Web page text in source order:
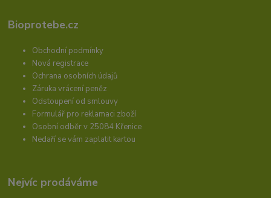
Bioprotebe.cz
Obchodní podmínky
Nová registrace
Ochrana osobních údajů
Záruka vrácení peněz
Odstoupení od smlouvy
Formulář pro reklamaci zboží
Osobní odběr v 25084 Křenice
Nedaří se vám zaplatit kartou
Nejvíc prodáváme